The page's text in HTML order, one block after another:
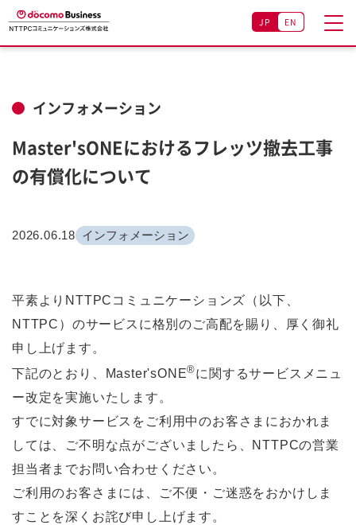
JP EN
インフォメーション
Master'sONEにおけるフレッツ撤去工事
の有償化について
2026.06.18 インフォメーション
平素よりNTTPCコミュニケーションズ（以下、
NTTPC）のサービスに格別のご高配を賜り、厚く御礼
申し上げます。
下記のとおり、Master'sONE®に関するサービスメニュ
ー改定を実施いたします。
すでに対象サービスをご利用中のお客さまにおかれま
しては、ご不明な点がございましたら、NTTPCの営業
担当者までお問い合わせください。
ご利用のお客さまには、ご不便・ご迷惑をおかけしま
すことを深くお詫び申し上げます。